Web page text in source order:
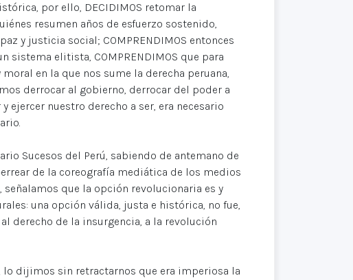
por ello, DECIDIMOS retomar la
resumen años de esfuerzo sostenido,
y justicia social; COMPRENDIMOS entonces
sistema elitista, COMPRENDIMOS que para
en la que nos sume la derecha peruana,
derrocar al gobierno, derrocar del poder a
ejercer nuestro derecho a ser, era necesario
Sucesos del Perú, sabiendo de antemano de
de la coreografía mediática de los medios
que la opción revolucionaria es y
una opción válida, justa e histórica, no fue,
derecho de la insurgencia, a la revolución
dijimos sin retractarnos que era imperiosa la